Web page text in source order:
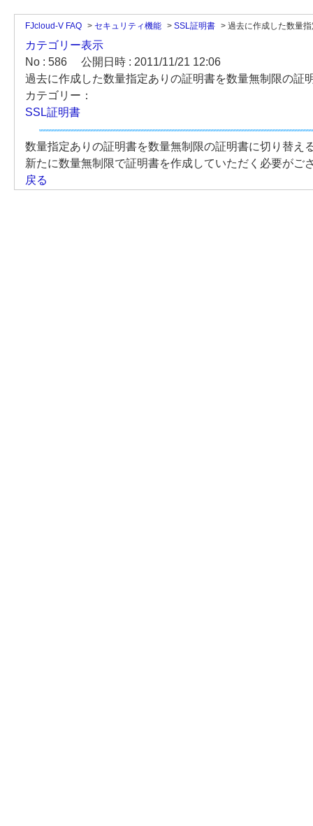
FJcloud-V FAQ > セキュリティ機能 > SSL証明書 > 過去に作成した数量
カテゴリー表示
No : 586
公開日時 : 2011/11/21 12:06
過去に作成した数量指定ありの証明書を数量無制限の証
カテゴリー：
SSL証明書
数量指定ありの証明書を数量無制限の証明書に切り替え
新たに数量無制限で証明書を作成していただく必要がご
戻る